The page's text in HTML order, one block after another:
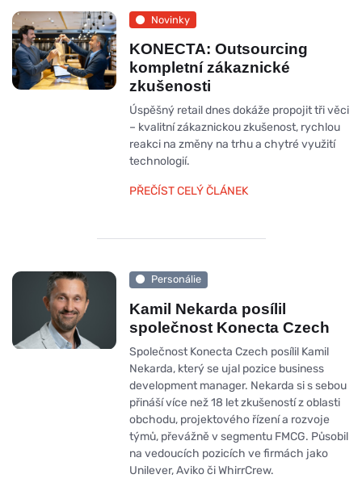
Novinky
KONECTA: Outsourcing
kompletní zákaznické
zkušenosti
Úspěšný retail dnes dokáže propojit tři věci
– kvalitní zákaznickou zkušenost, rychlou
reakci na změny na trhu a chytré využití
technologií.
PŘEČÍST CELÝ ČLÁNEK
Personálie
Kamil Nekarda posílil
společnost Konecta Czech
Společnost Konecta Czech posílil Kamil
Nekarda, který se ujal pozice business
development manager. Nekarda si s sebou
přináší více než 18 let zkušeností z oblasti
obchodu, projektového řízení a rozvoje
týmů, převážně v segmentu FMCG. Působil
na vedoucích pozicích ve firmách jako
Unilever, Aviko či WhirrCrew.